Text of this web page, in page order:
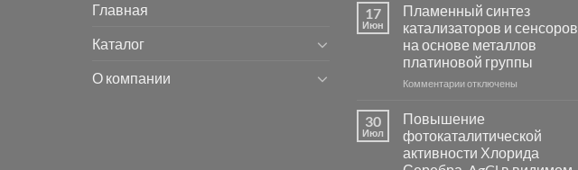
Главная
Каталог
О компании
17
Июн
Пламенный синтез
катализаторов и сенсоров
на основе металлов
платиновой группы
Комментариик
катализаторов
и
отключены
30
Июл
Повышение
фотокаталитической
активности Хлорида